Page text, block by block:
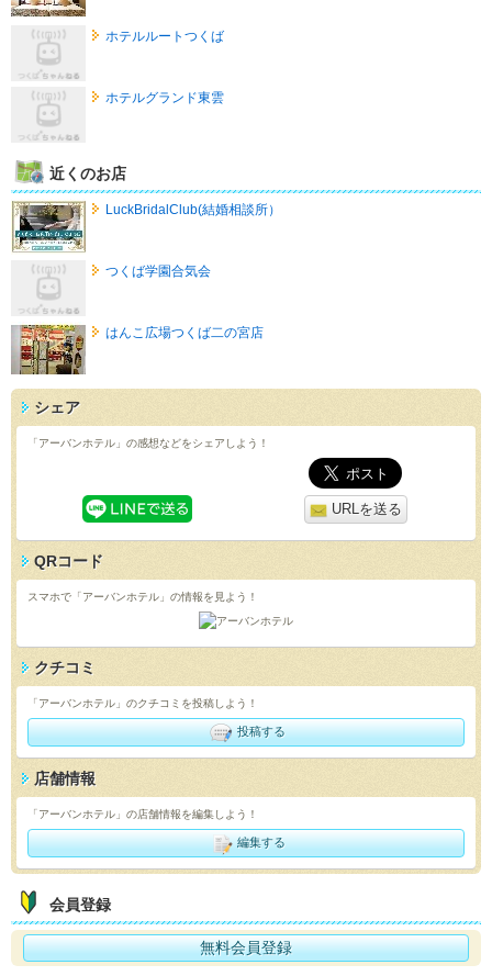
ホテルルートつくば
ホテルグランド東雲
近くのお店
LuckBridalClub(結婚相談所）
つくば学園合気会
はんこ広場つくば二の宮店
シェア
「アーバンホテル」の感想などをシェアしよう！
URLを送る
QRコード
スマホで「アーバンホテル」の情報を見よう！
クチコミ
「アーバンホテル」のクチコミを投稿しよう！
投稿する
店舗情報
「アーバンホテル」の店舗情報を編集しよう！
編集する
会員登録
無料会員登録